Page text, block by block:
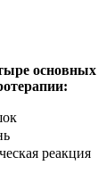
основных
реакция